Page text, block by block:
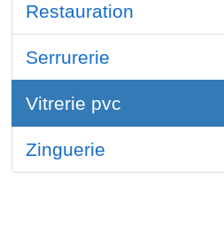
Restauration
Serrurerie
Vitrerie pvc
Zinguerie